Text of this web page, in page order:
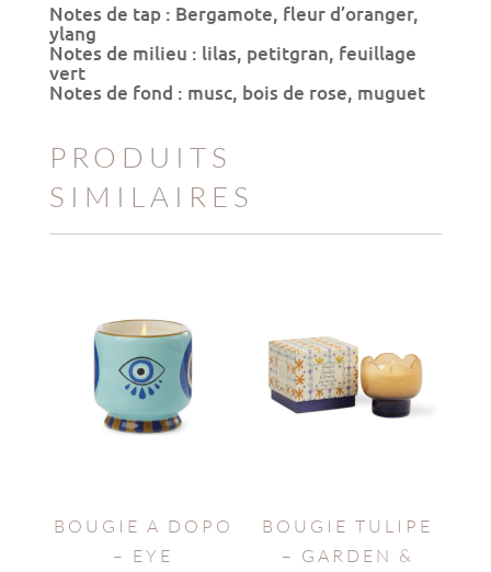
Notes de tap : Bergamote, fleur d’oranger,
ylang
Notes de milieu : lilas, petitgran, feuillage
vert
Notes de fond : musc, bois de rose, muguet
PRODUITS
SIMILAIRES
BOUGIE A DOPO
– EYE
BOUGIE TULIPE
– GARDEN &